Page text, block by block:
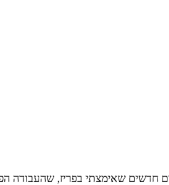
חדשים שאימצתי בפריז, שהעבודה